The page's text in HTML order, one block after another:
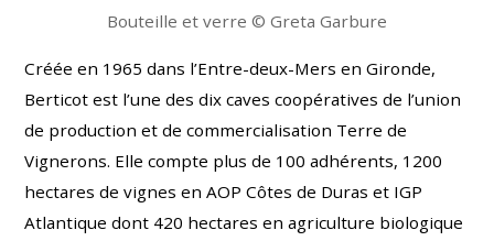
Bouteille et verre © Greta Garbure
Créée en 1965 dans l’Entre-deux-Mers en Gironde,
Berticot est l’une des dix caves coopératives de l’union
de production et de commercialisation Terre de
Vignerons. Elle compte plus de 100 adhérents, 1200
hectares de vignes en AOP Côtes de Duras et IGP
Atlantique dont 420 hectares en agriculture biologique